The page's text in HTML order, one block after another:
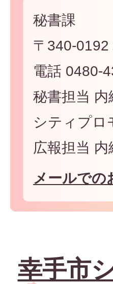
秘書課
〒340-
電話 0480-
秘書担当
シティプロ
広報担当 内
メールでの
幸手市